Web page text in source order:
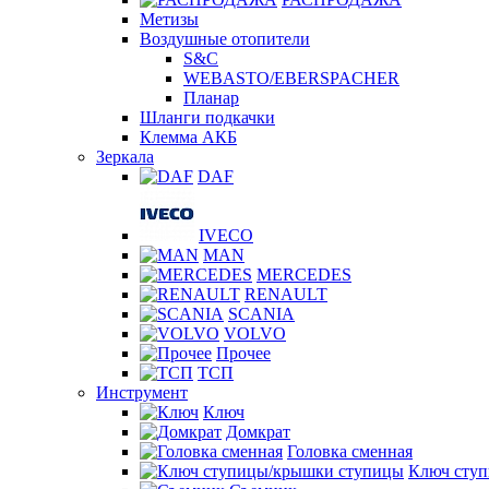
Метизы
Воздушные отопители
S&C
WEBASTO/EBERSPACHER
Планар
Шланги подкачки
Клемма АКБ
Зеркала
DAF
IVECO
MAN
MERCEDES
RENAULT
SCANIA
VOLVO
Прочее
ТСП
Инструмент
Ключ
Домкрат
Головка сменная
Ключ